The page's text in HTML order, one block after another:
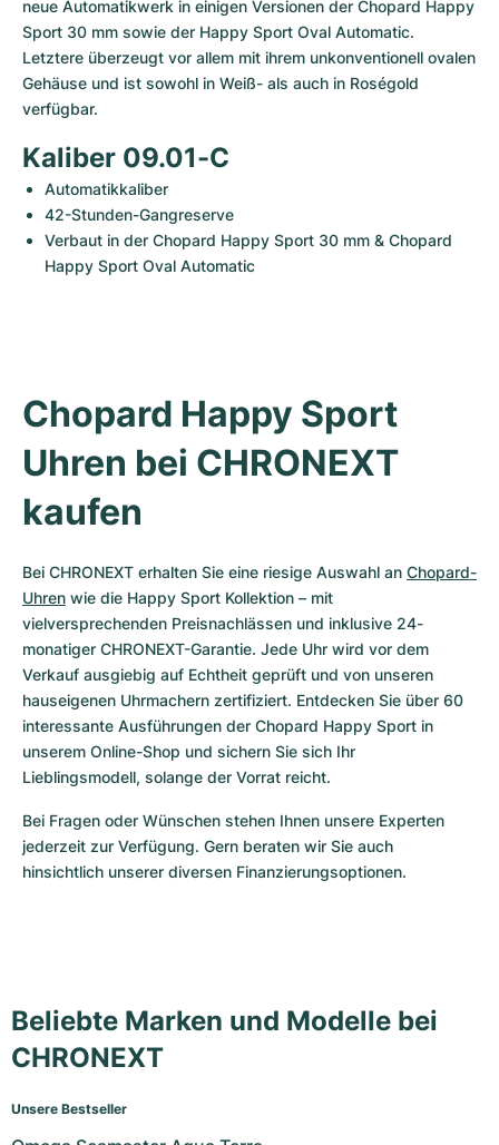
neue Automatikwerk in einigen Versionen der Chopard Happy
Sport 30 mm sowie der Happy Sport Oval Automatic.
Letztere überzeugt vor allem mit ihrem unkonventionell ovalen
Gehäuse und ist sowohl in Weiß- als auch in Roségold
verfügbar.
Kaliber 09.01-C
Automatikkaliber
42-Stunden-Gangreserve
Verbaut in der Chopard Happy Sport 30 mm & Chopard
Happy Sport Oval Automatic
Chopard Happy Sport
Uhren bei CHRONEXT
kaufen
Bei CHRONEXT erhalten Sie eine riesige Auswahl an Chopard-
Uhren wie die Happy Sport Kollektion – mit
vielversprechenden Preisnachlässen und inklusive 24-
monatiger CHRONEXT-Garantie. Jede Uhr wird vor dem
Verkauf ausgiebig auf Echtheit geprüft und von unseren
hauseigenen Uhrmachern zertifiziert. Entdecken Sie über 60
interessante Ausführungen der Chopard Happy Sport in
unserem Online-Shop und sichern Sie sich Ihr
Lieblingsmodell, solange der Vorrat reicht.
Bei Fragen oder Wünschen stehen Ihnen unsere Experten
jederzeit zur Verfügung. Gern beraten wir Sie auch
hinsichtlich unserer diversen Finanzierungsoptionen.
Beliebte Marken und Modelle bei
CHRONEXT
Unsere Bestseller